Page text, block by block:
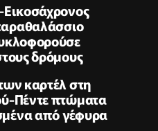
δρόμους
καρτέλ στη
Πέντε πτώματα
από γέφυρα